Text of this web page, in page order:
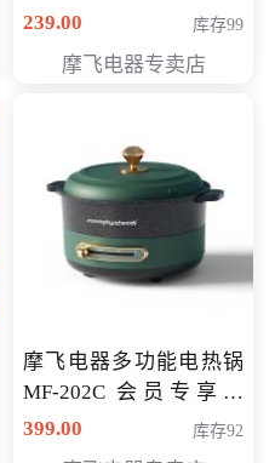
239.00
库存99
摩飞电器专卖店
摩飞电器多功能电热锅
MF-202C 会员专享价
269元
399.00 库存92